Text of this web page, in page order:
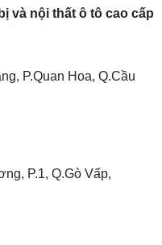
và nội thất ô tô cao cấp
P.Quan Hoa, Q.Cầu
P.1, Q.Gò Vấp,